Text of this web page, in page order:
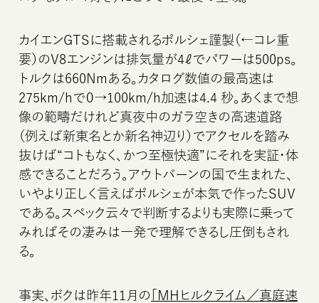
カイエンGTSに搭載されるポルシェ謹製（←コレ重
要）のV8エンジンは排気量が4ℓでパワーは500ps。
トルクは660Nmある。カタログ数値の最高速は
275km/hで０→100km/h加速は4.4 秒。あくまで想
像の範疇だけれど真夜中のガラ空きの高速道路
（例えば新東名とか新名神辺り）でアクセルを踏み
抜けば“コトもなく、かつ至極快適”にそれを実証・体
感できることだろう。アウトバーンの国で生まれた、
いやより正しく言えばポルシェが本気で作ったSUV
である。スペック云々で判断するよりも実際に乗って
みればその凄みは一発で理解できるし圧倒もされ
る。
事実、ボクは昨年11月の
「MHヒルクライム／真庭速